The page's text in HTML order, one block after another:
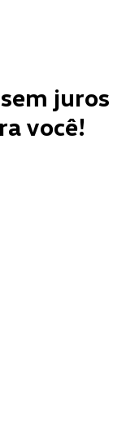
juros
você!